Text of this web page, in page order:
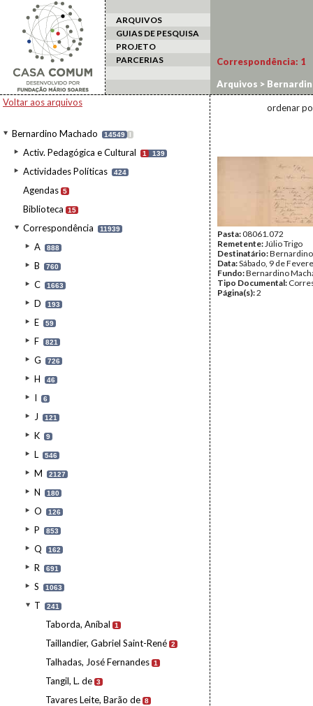
ARQUIVOS
GUIAS DE PESQUISA
PROJETO
PARCERIAS
Voltar aos arquivos
Bernardino Machado 14549 I
Activ. Pedagógica e Cultural 1 139
Actividades Políticas 424
Agendas 5
Biblioteca 15
Correspondência 11939
A 888
B 760
C 1663
D 193
E 59
F 821
G 726
H 46
I 6
J 121
K 9
L 546
M 2127
N 180
O 126
P 853
Q 162
R 691
S 1063
T 241
Taborda, Aníbal 1
Taillandier, Gabriel Saint-René 2
Talhadas, José Fernandes 1
Tangil, L. de 3
Tavares Leite, Barão de 8
Correspondência: 1
Arquivos >
ordenar
Pasta:08061.072
Remetente:Júlio Trigo
Destinatário:
Data:Sábado, 9 de
Fundo:Bernardino
Tipo Documental:
Página(s):2